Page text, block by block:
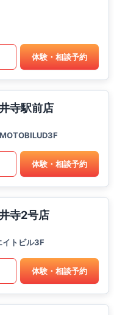
体験・相談予約
寺駅前店
体験・相談予約
寺2号店
イトビル3F
体験・相談予約